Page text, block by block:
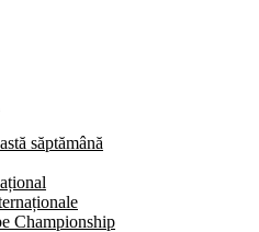
săptămână
Championship